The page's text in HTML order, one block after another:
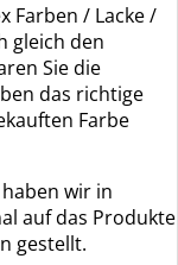
Farben / Lacke /
gleich den
Sie die
das richtige
Farbe
wir in
auf das Produkte
gestellt.